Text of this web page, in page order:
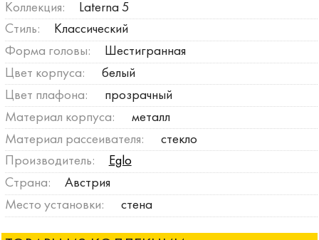
Коллекция:
Laterna 5
Стиль:
Классический
Форма головы:
Шестигранная
Цвет корпуса:
белый
Цвет плафона:
прозрачный
Материал корпуса:
металл
Материал рассеивателя:
стекло
Производитель:
Eglo
Страна:
Австрия
Место установки:
стена